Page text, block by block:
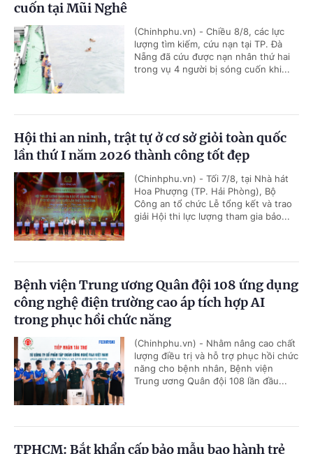
cuốn tại Mũi Nghê
(Chinhphu.vn) - Chiều 8/8, các lực
lượng tìm kiếm, cứu nạn tại TP. Đà
Nẵng đã cứu được nạn nhân thứ hai
trong vụ 4 người bị sóng cuốn khi...
Hội thi an ninh, trật tự ở cơ sở giỏi toàn quốc
lần thứ I năm 2026 thành công tốt đẹp
(Chinhphu.vn) - Tối 7/8, tại Nhà hát
Hoa Phượng (TP. Hải Phòng), Bộ
Công an tổ chức Lễ tổng kết và trao
giải Hội thi lực lượng tham gia bảo...
Bệnh viện Trung ương Quân đội 108 ứng dụng
công nghệ điện trường cao áp tích hợp AI
trong phục hồi chức năng
(Chinhphu.vn) - Nhằm nâng cao chất
lượng điều trị và hỗ trợ phục hồi chức
năng cho bệnh nhân, Bệnh viện
Trung ương Quân đội 108 lần đầu...
TPHCM: Bắt khẩn cấp bảo mẫu bạo hành trẻ